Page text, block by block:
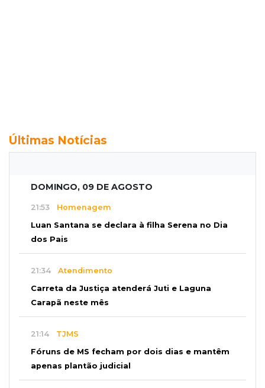
Últimas Notícias
DOMINGO, 09 DE AGOSTO
21:53 Homenagem
Luan Santana se declara à filha Serena no Dia
dos Pais
21:34 Atendimento
Carreta da Justiça atenderá Juti e Laguna
Carapã neste mês
21:14 TJMS
Fóruns de MS fecham por dois dias e mantêm
apenas plantão judicial